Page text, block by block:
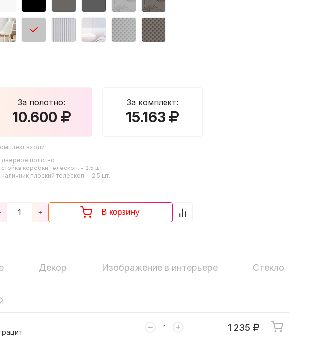
За полотно:
10.600
За комплект:
15.163
входит:
дверное полотно
стойка коробки телескоп. - 2.5 шт.
наличник плоский телескоп. - 2.5 шт.
+ В корзину
Декор Изображение в интерьере Стекло
1 235